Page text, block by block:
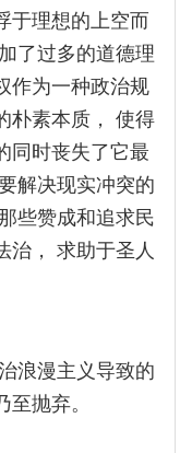
于理想的上空而
了过多的道德理
作为一种政治规
朴素本质， 使得
同时丧失了它最
解决现实冲突的
些赞成和追求民
治， 求助于圣人
浪漫主义导致的
抛弃。